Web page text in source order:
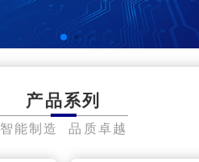
产品系列
智能制造 品质卓越